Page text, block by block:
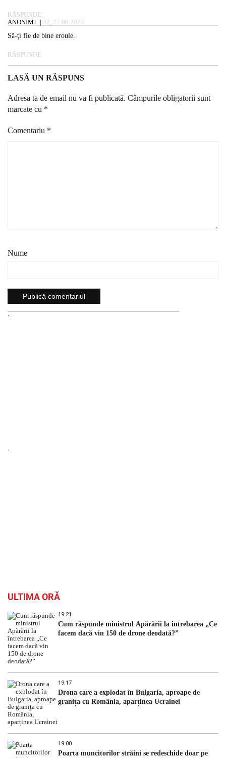
RĂSPUNDE
ANONIM 17:32, 27.08.2025
Să-ţi fie de bine eroule.
RĂSPUNDE
LASĂ UN RĂSPUNS
Adresa ta de email nu va fi publicată. Câmpurile obligatorii sunt
marcate cu *
Comentariu *
Nume
`
`
ULTIMA ORĂ
19:21
Cum răspunde ministrul Apărării la întrebarea „Ce
facem dacă vin 150 de drone deodată?”
19:17
Drona care a explodat în Bulgaria, aproape de
granița cu România, aparținea Ucrainei
19:00
Poarta muncitorilor străini se redeschide doar pe